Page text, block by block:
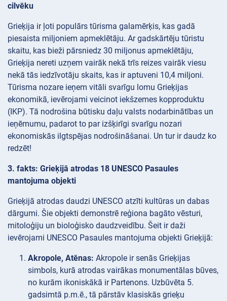
cilvēku
Grieķija ir ļoti populārs tūrisma galamērķis, kas gadā
piesaista miljoniem apmeklētāju. Ar gadskārtēju tūristu
skaitu, kas bieži pārsniedz 30 miljonus apmeklētāju,
Grieķija nereti uzņem vairāk nekā trīs reizes vairāk viesu
nekā tās iedzīvotāju skaits, kas ir aptuveni 10,4 miljoni.
Tūrisma nozare ieņem vitāli svarīgu lomu Grieķijas
ekonomikā, ievērojami veicinot iekšzemes kopproduktu
(IKP). Tā nodrošina būtisku daļu valsts nodarbinātības un
ieņēmumu, padarot to par izšķirīgi svarīgu nozari
ekonomiskās ilgtspējas nodrošināšanai. Un tur ir daudz ko
redzēt!
3. fakts: Grieķijā atrodas 18 UNESCO Pasaules
mantojuma objekti
Grieķijā atrodas daudzi UNESCO atzīti kultūras un dabas
dārgumi. Šie objekti demonstrē reģiona bagāto vēsturi,
mitoloģiju un bioloģisko daudzveidību. Šeit ir daži
ievērojami UNESCO Pasaules mantojuma objekti Grieķijā:
Akropole, Atēnas: Akropole ir senās Grieķijas
simbols, kurā atrodas vairākas monumentālas būves,
no kurām ikoniskākā ir Partenons. Uzbūvēta 5.
gadsimtā p.m.ē., tā pārstāv klasiskās grieķu